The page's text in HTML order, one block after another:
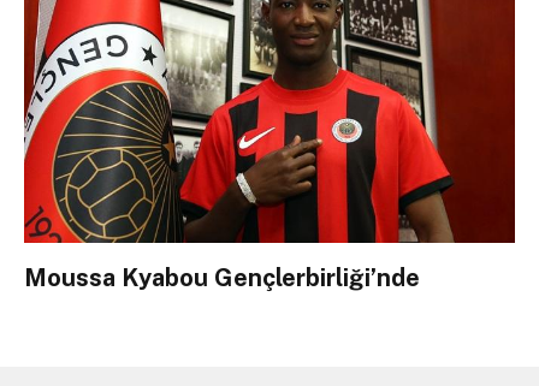
Moussa Kyabou Gençlerbirliği’nde